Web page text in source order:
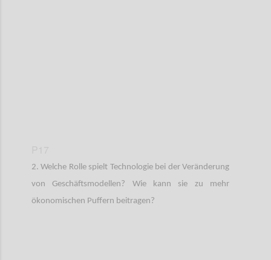
2. Welche Rolle spielt Technologie bei der Veränderung
von Geschäftsmodellen? Wie kann sie zu mehr
ökonomischen Puffern beitragen?